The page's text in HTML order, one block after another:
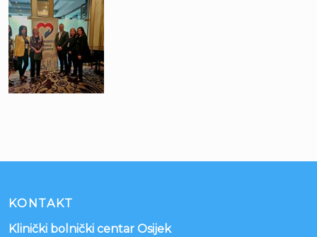
KONTAKT
Klinički bolnički centar Osijek